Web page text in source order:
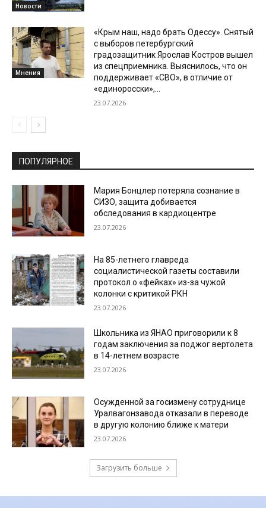
Новости
Мнения
«Крым наш, надо брать Одессу». Снятый
с выборов петербургский
градозащитник Ярослав Костров вышел
из спецприемника. Выяснилось, что он
поддерживает «СВО», в отличие от
«единоросски»,...
23.07.2026
ПОПУЛЯРНОЕ
Мария Бонцлер потеряла сознание в
СИЗО, защита добивается
обследования в кардиоцентре
23.07.2026
На 85-летнего главреда
социалистической газеты составили
протокол о «фейках» из-за чужой
колонки с критикой РКН
23.07.2026
Школьника из ЯНАО приговорили к 8
годам заключения за поджог вертолета
в 14-летнем возрасте
23.07.2026
Осужденной за госизмену сотруднице
Уралвагонзавода отказали в переводе
в другую колонию ближе к матери
23.07.2026
Загрузить больше